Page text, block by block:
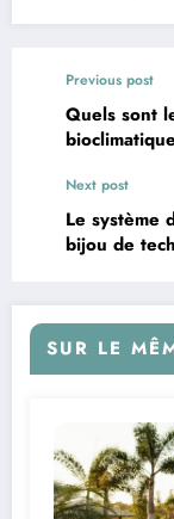
Previous post
Quels sont
Next post
Le système
bijou de
SUR LE